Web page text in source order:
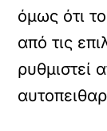
όμως ότι
από τις
ρυθμιστεί